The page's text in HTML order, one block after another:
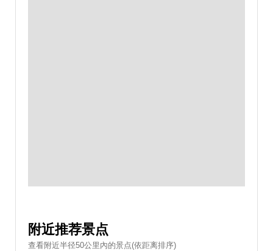
附近推荐景点
查看附近半径50公里內的景点(依距离排序)